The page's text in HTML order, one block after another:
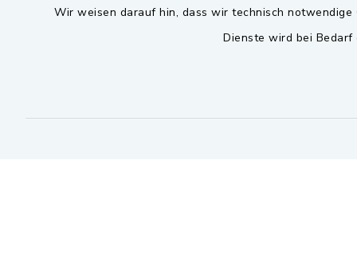
Wir weisen darauf hin, dass wir technisch
Dienste wird bei
kommunalwerke@kaufering.de
Markt Kaufering